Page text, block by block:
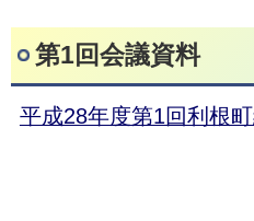
第1回会議資料
平成28年度第1回利根